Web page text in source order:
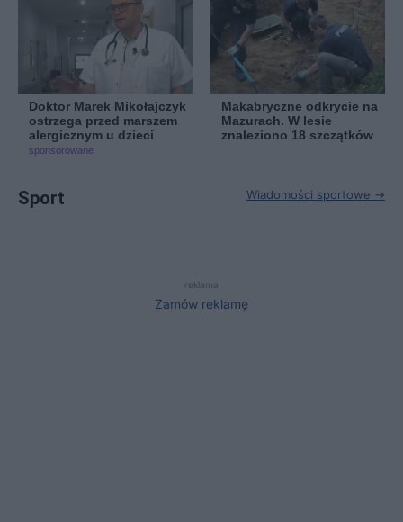
Doktor Marek Mikołajczyk
ostrzega przed marszem
alergicznym u dzieci
sponsorowane
Makabryczne odkrycie na
Mazurach. W lesie
znaleziono 18 szczątków
Sport Wiadomości sportowe →
reklama
Zamów reklamę